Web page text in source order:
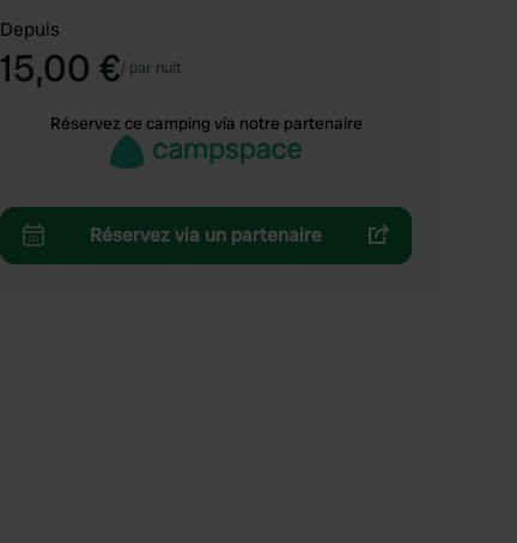
Depuis
15,00 €/ par nuit
Réservez ce camping via notre partenaire
Réservez via un partenaire